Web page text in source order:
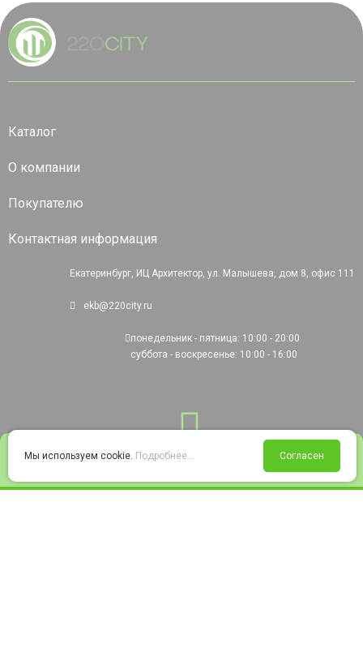
Войти Избранное Корзина
Каталог
О компании
Покупателю
Контактная информация
Екатеринбург, ИЦ Архитектор, ул. Малышева, дом 8, офис 111
ekb@220city.ru
понедельник - пятница: 10:00 - 20:00
суббота - воскресенье: 10:00 - 16:00
Мы используем cookie. Подробнее... Согласен